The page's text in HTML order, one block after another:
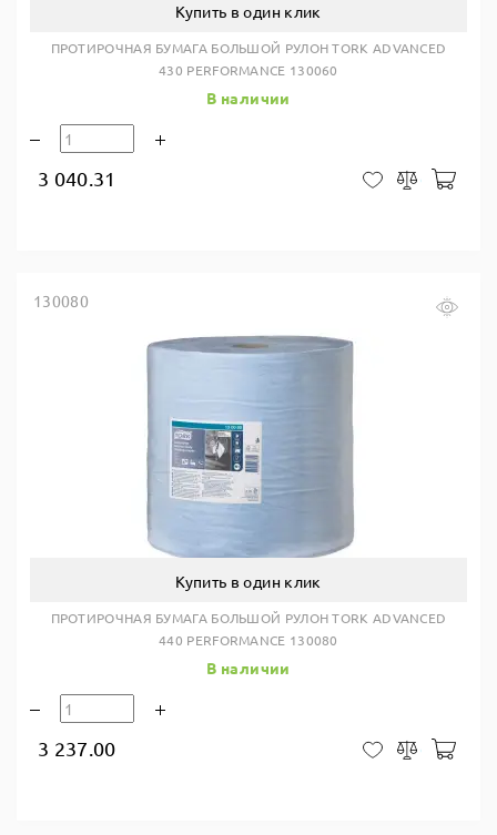
Купить в один клик
ПРОТИРОЧНАЯ БУМАГА БОЛЬШОЙ РУЛОН TORK ADVANCED
430 PERFORMANCE 130060
В наличии
3 040.31 В закладки
Сравнить
130080
Купить в один клик
ПРОТИРОЧНАЯ БУМАГА БОЛЬШОЙ РУЛОН TORK ADVANCED
440 PERFORMANCE 130080
В наличии
3 237.00 В закладки
Сравнить